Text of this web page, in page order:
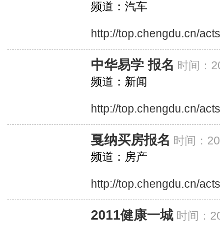
频道：汽车
http://top.chengdu.cn/
中华易学 报名 时间：
频道：新闻
http://top.chengdu.cn/
戛纳买房报名 时间：
频道：房产
http://top.chengdu.cn/
2011健康一城 时间：